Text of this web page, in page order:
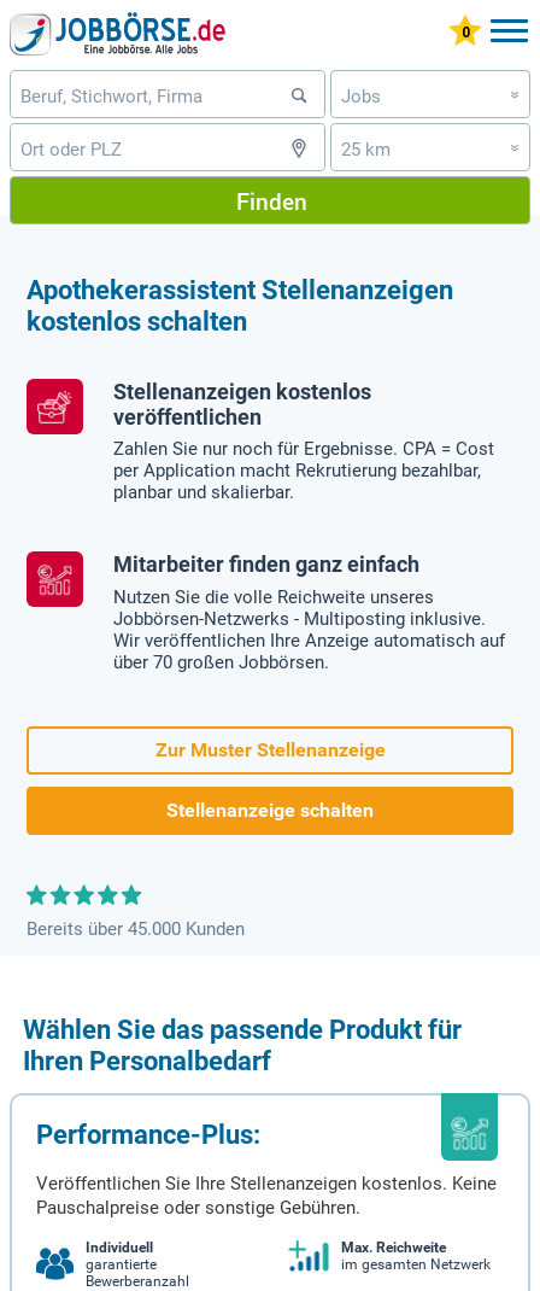
Jobs »
25 km »
Finden
Apothekerassistent Stellenanzeigen
kostenlos schalten
Stellenanzeigen kostenlos
veröffentlichen
Zahlen Sie nur noch für Ergebnisse. CPA = Cost
per Application macht Rekrutierung bezahlbar,
planbar und skalierbar.
Mitarbeiter finden ganz einfach
Nutzen Sie die volle Reichweite unseres
Jobbörsen-Netzwerks - Multiposting inklusive.
Wir veröffentlichen Ihre Anzeige automatisch auf
über 70 großen Jobbörsen.
Zur Muster Stellenanzeige
Stellenanzeige schalten
Bereits über 45.000 Kunden
Wählen Sie das passende Produkt für
Ihren Personalbedarf
Performance-Plus:
Veröffentlichen Sie Ihre Stellenanzeigen kostenlos. Keine
Pauschalpreise oder sonstige Gebühren.
Individuell
garantierte
Bewerberanzahl
Max. Reichweite
im gesamten Netzwerk